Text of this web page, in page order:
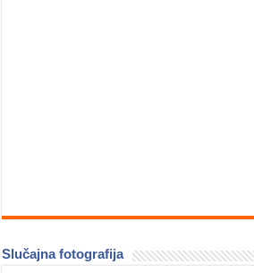
Slučajna fotografija